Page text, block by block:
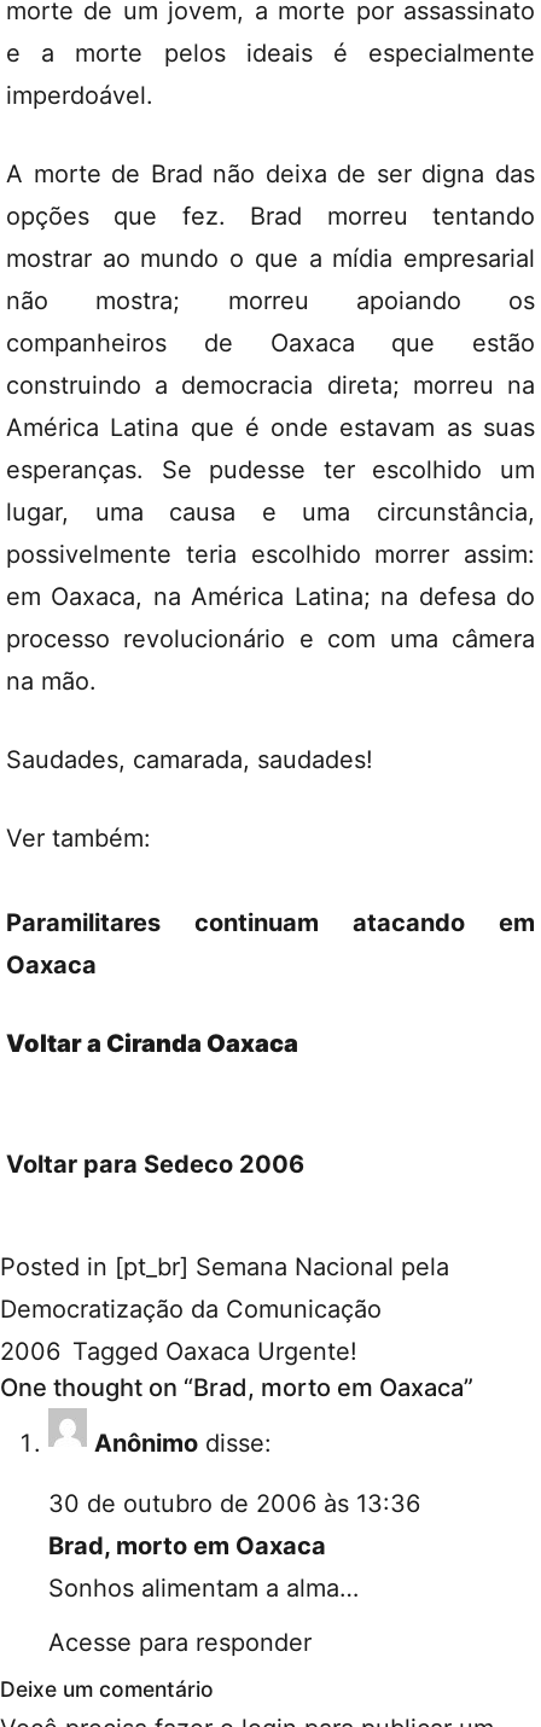
morte de um jovem, a morte por assassinato
e a morte pelos ideais é especialmente
imperdoável.
A morte de Brad não deixa de ser digna das
opções que fez. Brad morreu tentando
mostrar ao mundo o que a mídia empresarial
não mostra; morreu apoiando os
companheiros de Oaxaca que estão
construindo a democracia direta; morreu na
América Latina que é onde estavam as suas
esperanças. Se pudesse ter escolhido um
lugar, uma causa e uma circunstância,
possivelmente teria escolhido morrer assim:
em Oaxaca, na América Latina; na defesa do
processo revolucionário e com uma câmera
na mão.
Saudades, camarada, saudades!
Ver também:
Paramilitares continuam atacando em
Oaxaca
Voltar a Ciranda Oaxaca
Voltar para Sedeco 2006
Posted in [pt_br] Semana Nacional pela
Democratização da Comunicação
2006 Tagged Oaxaca Urgente!
One thought on “Brad, morto em Oaxaca”
Anônimo disse:
30 de outubro de 2006 às 13:36
Brad, morto em Oaxaca
Sonhos alimentam a alma…
Acesse para responder
Deixe um comentário